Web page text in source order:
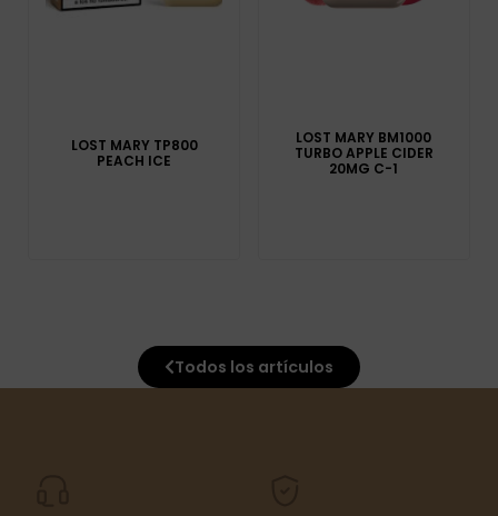
LOST MARY TP800
PEACH ICE
LOST MARY BM1000
TURBO APPLE CIDER
20MG C-1
Todos los artículos